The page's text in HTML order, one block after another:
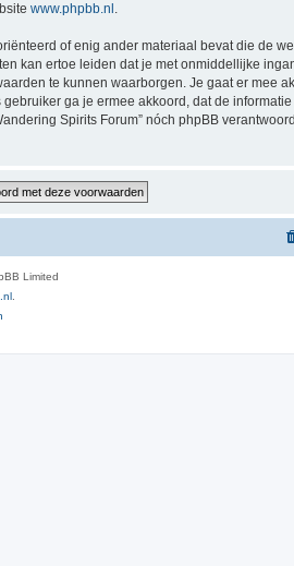
www.phpbb.nl .
of enig ander materiaal bevat die de
kan ertoe leiden dat je met onmiddellijke
te kunnen waarborgen. Je gaat er mee
ga je ermee akkoord, dat de
Spirits Forum” nóch phpBB
Limited